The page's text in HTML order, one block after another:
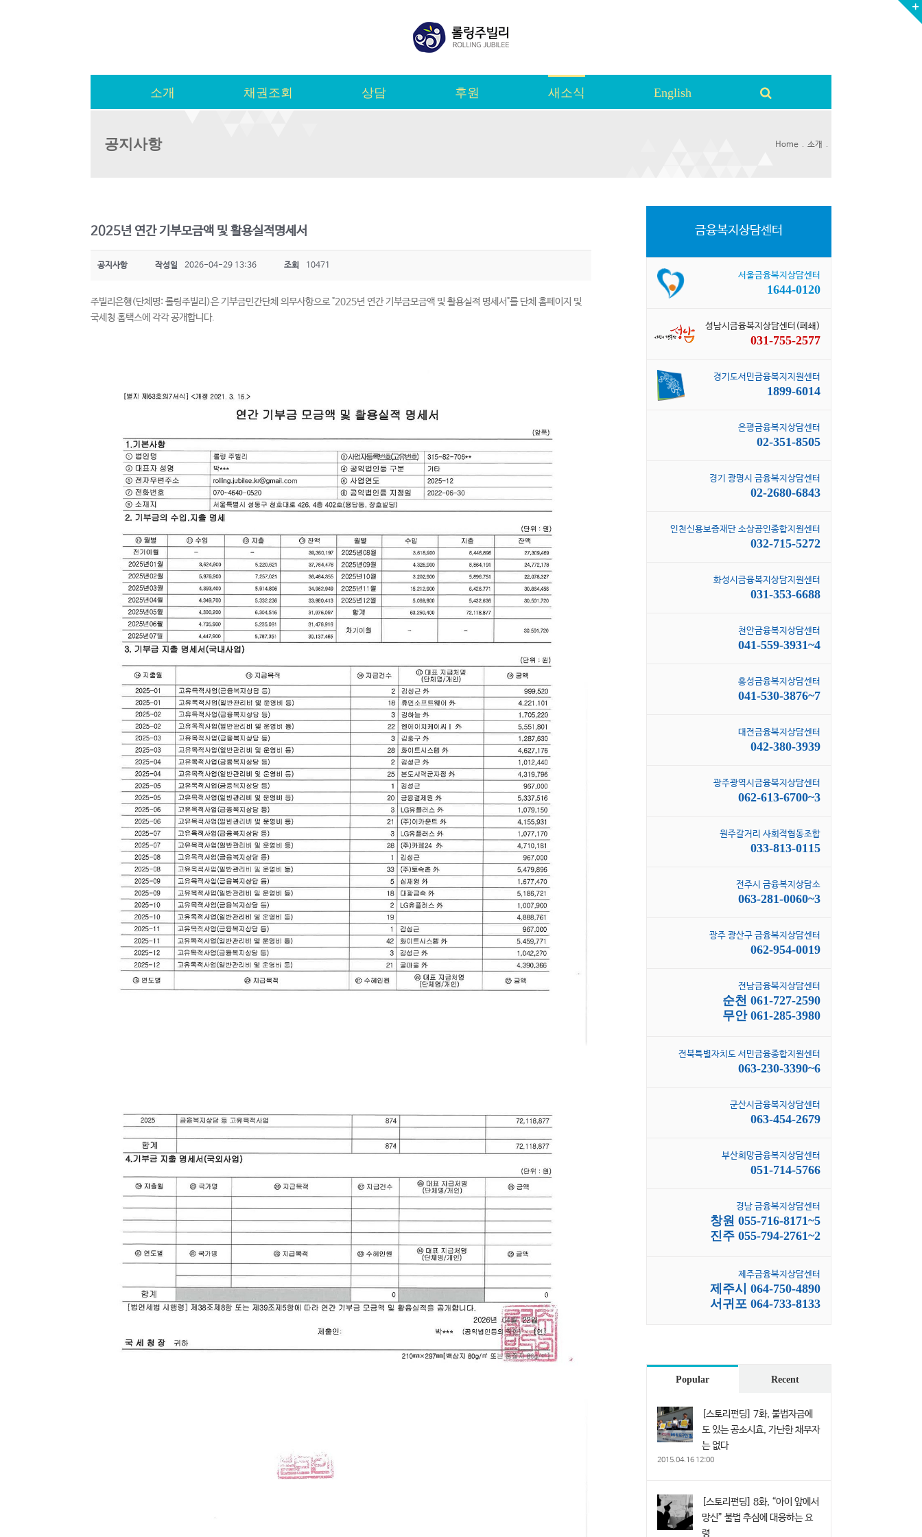
소개 채권조회 상담 후원 새소식 English
공지사항 Home 소개
2025년 연간 기부모금액 및 활용실적명세서
공지사항 작성일 2026-04-29 13:36 조회 10471
주빌리은행(단체명: 롤링주빌리)은 기부금민간단체 의무사항으로 "2025년 연간 기부금모금액 및 활용실적 명세서"를 단체 홈페이지 및
국세청 홈택스에 각각 공개합니다.
금융복지상담센터
서울금융복지상담센터
1644-0120
성남시금융복지상담센터(폐쇄)
031-755-2577
경기도서민금융복지지원센터
1899-6014
은평금융복지상담센터
02-351-8505
경기 광명시 금융복지상담센터
02-2680-6843
인천신용보증재단 소상공인종합지원센터
032-715-5272
화성시금융복지상담지원센터
031-353-6688
천안금융복지상담센터
041-559-3931~4
홍성금융복지상담센터
041-530-3876~7
대전금융복지상담센터
042-380-3939
광주광역시금융복지상담센터
062-613-6700~3
원주갈거리 사회적협동조합
033-813-0115
전주시 금융복지상담소
063-281-0060~3
광주 광산구 금융복지상담센터
062-954-0019
전남금융복지상담센터
순천 061-727-2590
무안 061-285-3980
전북특별자치도 서민금융종합지원센터
063-230-3390~6
군산시금융복지상담센터
063-454-2679
부산희망금융복지상담센터
051-714-5766
경남 금융복지상담센터
창원 055-716-8171~5
진주 055-794-2761~2
제주금융복지상담센터
제주시 064-750-4890
서귀포 064-733-8133
Popular Recent
[스토리펀딩] 7화, 불법자금에
도 있는 공소시효, 가난한 채무자
는 없다
2015.04.16 12:00
[스토리펀딩] 8화, “아이 앞에서
망신” 불법 추심에 대응하는 요
령